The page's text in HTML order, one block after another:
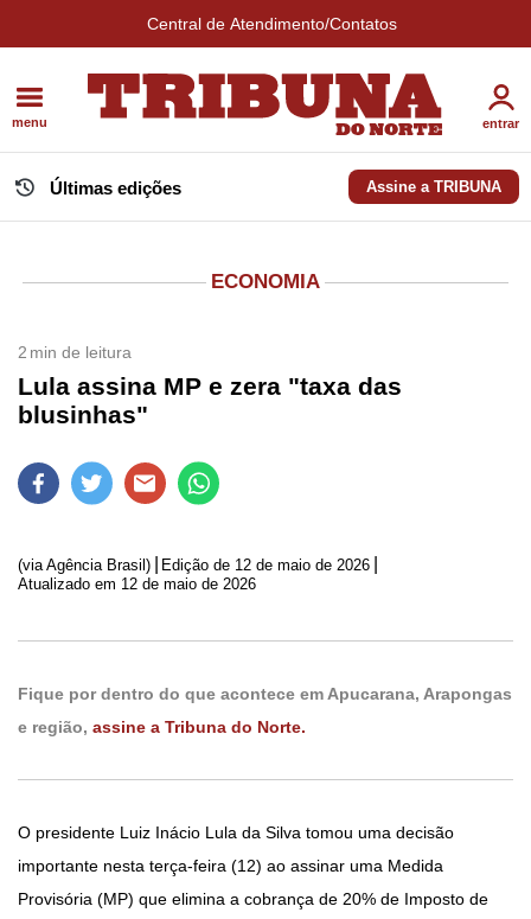
Central de Atendimento/Contatos
menu entrar
Últimas edições Assine a TRIBUNA
ECONOMIA
2 min de leitura
Lula assina MP e zera "taxa das
blusinhas"
(via Agência Brasil) Edição de 12 de maio de 2026
Atualizado em 12 de maio de 2026
Fique por dentro do que acontece em Apucarana, Arapongas
e região, assine a Tribuna do Norte.
O presidente Luiz Inácio Lula da Silva tomou uma decisão
importante nesta terça-feira (12) ao assinar uma Medida
Provisória (MP) que elimina a cobrança de 20% de Imposto de